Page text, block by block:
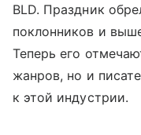
BLD. Праздник
поклонников и
Теперь его
жанров, но и
к этой индустрии.